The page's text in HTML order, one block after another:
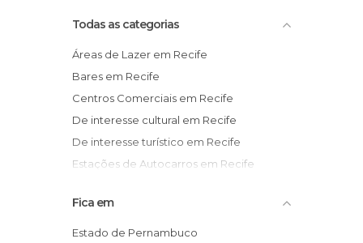
Todas as categorias
Áreas de Lazer em Recife
Bares em Recife
Centros Comerciais em Recife
De interesse cultural em Recife
De interesse turístico em Recife
Estações de Autocarros em Recife
Festas em Recife
Igrejas em Recife
Fica em
Estado de Pernambuco